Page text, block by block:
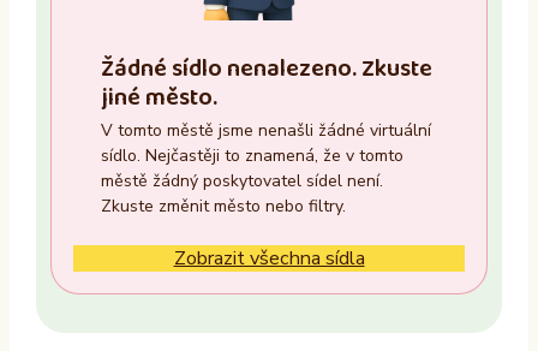
Ano
Ne
Recepce
Ano
Ne
Žádné sídlo nenalezeno. Zkuste
jiné město.
V tomto městě jsme nenašli žádné virtuální
sídlo. Nejčastěji to znamená, že v tomto
městě žádný poskytovatel sídel není.
Zkuste změnit město nebo filtry.
Zobrazit všechna sídla